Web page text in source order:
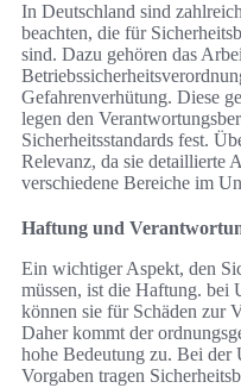
In Deutschland sind
beachten, die für
sind. Dazu gehören das
Gefahrenverhütung. Diese
legen den
Sicherheitsstandards fest.
Relevanz, da sie detaillierte
verschiedene Bereiche im
Haftung und
Ein wichtiger Aspekt, den
müssen, ist die Haftung. bei
können sie für Schäden zur
Daher kommt der
hohe Bedeutung zu. Bei der
Vorgaben tragen